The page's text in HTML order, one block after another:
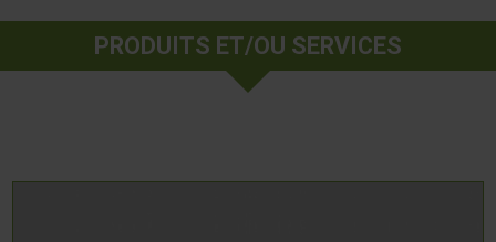
PRODUITS ET/OU SERVICES